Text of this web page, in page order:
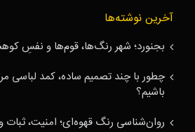
آخرین نوشته‌ها
بجنورد؛ شهر رنگ‌ها، قوم‌ها و نفسِ
چطور با چند تصمیم ساده، کمد لباسی
باشیم؟
روان‌شناسی رنگ قهوه‌ای؛ امنیت،